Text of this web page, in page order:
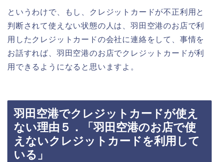
というわけで、もし、クレジットカードが不正利用と
判断されて使えない状態の人は、羽田空港のお店で利
用したクレジットカードの会社に連絡をして、事情を
お話すれば、羽田空港のお店でクレジットカードが利
用できるようになると思いますよ。
羽田空港でクレジットカードが使え
ない理由５．「羽田空港のお店で使
えないクレジットカードを利用して
いる」